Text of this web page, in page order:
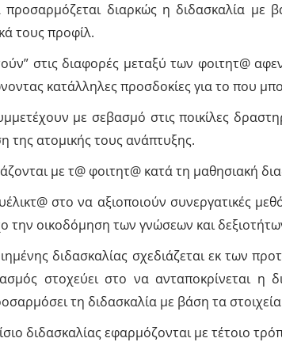
προσαρμόζεται διαρκώς η διδασκαλία
τους προφίλ.
στις διαφορές μεταξύ των φοιτητ@
κατάλληλες προσδοκίες για το που
με σεβασμό στις ποικίλες
της ατομικής τους ανάπτυξης.
με τ@ φοιτητ@ κατά τη μαθησιακή
στο να αξιοποιούν συνεργατικές
την οικοδόμηση των γνώσεων και
διδασκαλίας σχεδιάζεται εκ των
στοχεύει στο να ανταποκρίνεται η
τη διδασκαλία με βάση τα
διδασκαλίας εφαρμόζονται με τέτοιο